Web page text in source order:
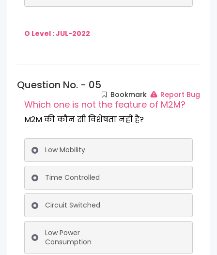
O Level : JUL-2022
Question No. - 05
Bookmark Report Bug
Which one is not the feature of M2M?
M2M की कौन सी विशेषता नहीं है?
Low Mobility
Time Controlled
Circuit Switched
Low Power
Consumption